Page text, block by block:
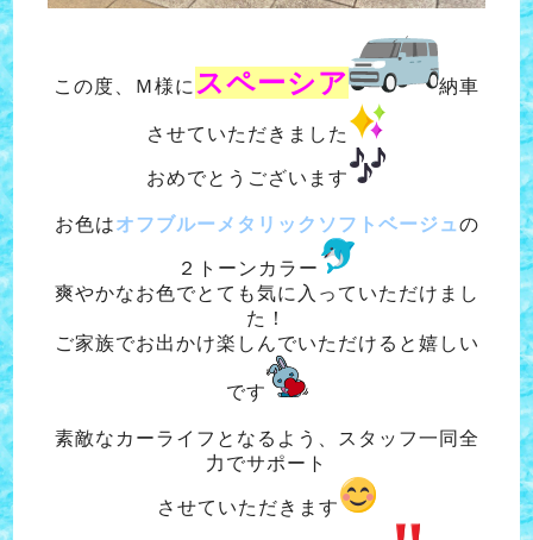
この度、Ｍ様に スペーシア 納車
させていただきました
おめでとうございます
お色はオフブルーメタリックソフトベージュの
２トーンカラー
爽やかなお色でとても気に入っていただけまし
た！
ご家族でお出かけ楽しんでいただけると嬉しい
です
素敵なカーライフとなるよう、スタッフ一同全
力でサポート
させていただきます